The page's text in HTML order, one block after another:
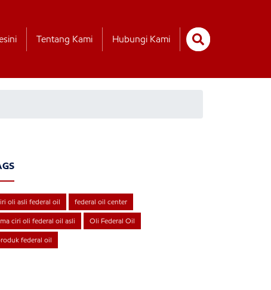
Tentang Kami Hubungi Kami
oli asli federal oil federal oil center
ciri oli federal oil asli Oli Federal Oil
federal oil